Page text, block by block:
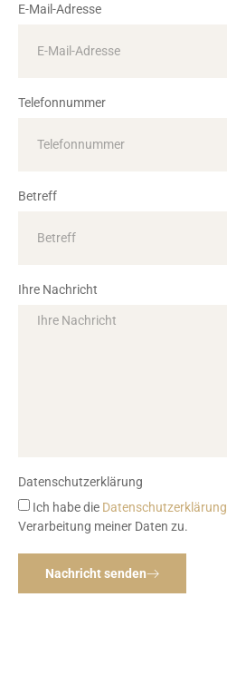
E-Mail-Adresse
Telefonnummer
Betreff
Ihre Nachricht
Datenschutzerklärung
Ich habe die Datenschutzerklärung
Verarbeitung meiner Daten zu.
Nachricht senden